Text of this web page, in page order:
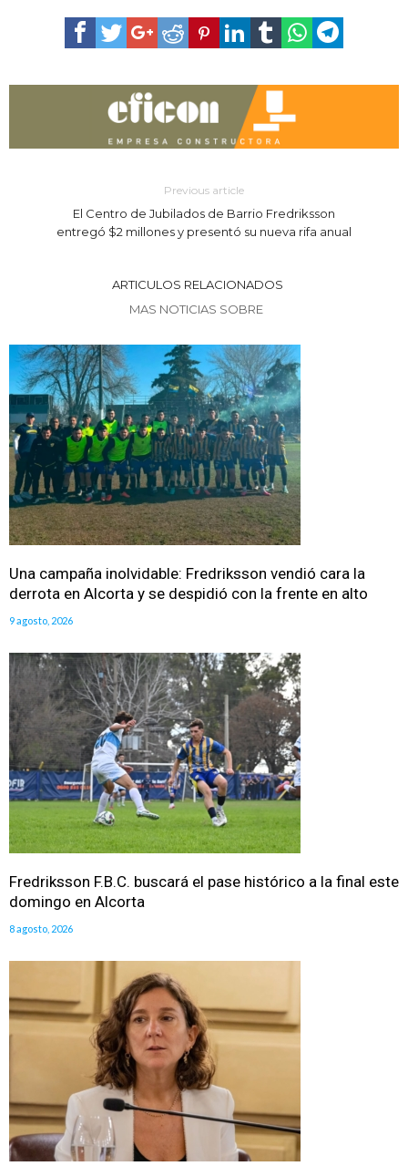
Previous article
El Centro de Jubilados de Barrio Fredriksson
entregó $2 millones y presentó su nueva rifa anual
ARTICULOS RELACIONADOS
MAS NOTICIAS SOBRE
Una campaña inolvidable: Fredriksson vendió cara la
derrota en Alcorta y se despidió con la frente en alto
9 agosto, 2026
Fredriksson F.B.C. buscará el pase histórico a la final este
domingo en Alcorta
8 agosto, 2026